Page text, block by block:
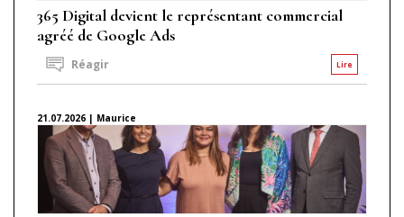
365 Digital devient le représentant commercial
agréé de Google Ads
Lire
Réagir
21.07.2026 | Maurice